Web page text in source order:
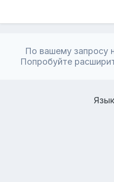
По вашему запросу
Попробуйте
Язык